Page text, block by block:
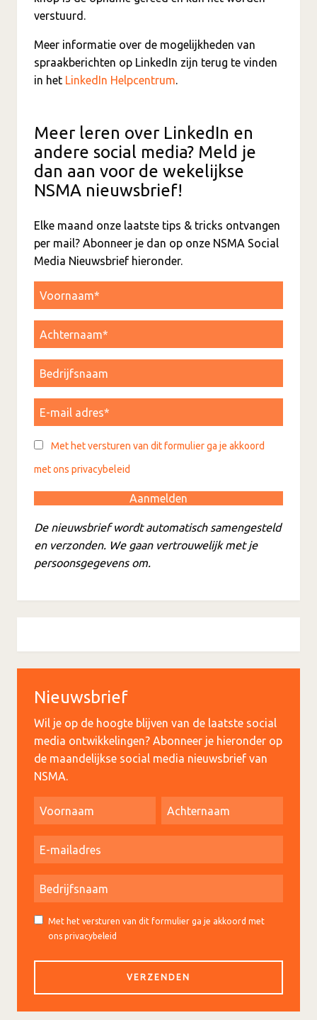
verstuurd.
Meer informatie over de mogelijkheden van
spraakberichten op LinkedIn zijn terug te vinden
in het LinkedIn Helpcentrum.
Meer leren over LinkedIn en
andere social media? Meld je
dan aan voor de wekelijkse
NSMA nieuwsbrief!
Elke maand onze laatste tips & tricks ontvangen
per mail? Abonneer je dan op onze NSMA Social
Media Nieuwsbrief hieronder.
Met het versturen van dit formulier ga je akkoord
met ons privacybeleid
De nieuwsbrief wordt automatisch samengesteld
en verzonden. We gaan vertrouwelijk met je
persoonsgegevens om.
Nieuwsbrief
Wil je op de hoogte blijven van de laatste social
media ontwikkelingen? Abonneer je hieronder op
de maandelijkse social media nieuwsbrief van
NSMA.
Met het versturen van dit formulier ga je akkoord met
ons privacybeleid